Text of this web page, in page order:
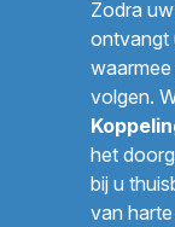
Zodra
ontvangt
volgen.
het
bij u
van